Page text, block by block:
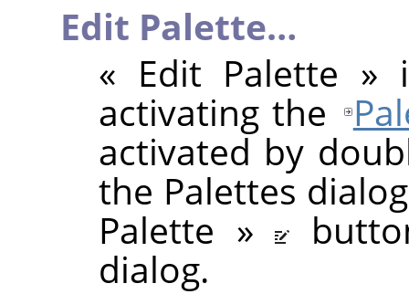
Edit Palette…
« Edit Palette »
activating the
activated by
the Palettes
Palette »
dialog.